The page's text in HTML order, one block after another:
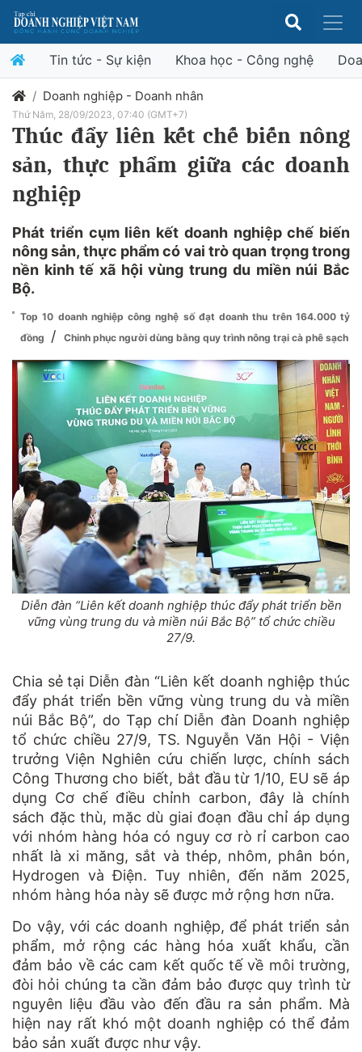
Tin tức - Sự kiện Khoa học - Công nghệ
Doanh nghiệp - Doanh nhân
Thứ Năm, 28/09/2023, 07:40 (GMT+7)
Thúc đẩy liên kết chế biến nông
sản, thực phẩm giữa các doanh
nghiệp
Phát triển cụm liên kết doanh nghiệp chế biến
nông sản, thực phẩm có vai trò quan trọng trong
nền kinh tế xã hội vùng trung du miền núi Bắc
Bộ.
Top 10 doanh nghiệp công nghệ số đạt doanh thu trên 164.000 tỷ
đồng
/ Chinh phục người dùng bằng quy trình nông trại cà phê sạch
Diễn đàn “Liên kết doanh nghiệp thúc đẩy phát triển bền
vững vùng trung du và miền núi Bắc Bộ” tổ chức chiều
27/9.
Chia sẻ tại Diễn đàn “Liên kết doanh nghiệp thúc
đẩy phát triển bền vững vùng trung du và miền
núi Bắc Bộ”, do Tạp chí Diễn đàn Doanh nghiệp
tổ chức chiều 27/9, TS. Nguyễn Văn Hội - Viện
trưởng Viện Nghiên cứu chiến lược, chính sách
Công Thương cho biết, bắt đầu từ 1/10, EU sẽ áp
dụng Cơ chế điều chỉnh carbon, đây là chính
sách đặc thù, mặc dù giai đoạn đầu chỉ áp dụng
với nhóm hàng hóa có nguy cơ rò rỉ carbon cao
nhất là xi măng, sắt và thép, nhôm, phân bón,
Hydrogen và Điện. Tuy nhiên, đến năm 2025,
nhóm hàng hóa này sẽ được mở rộng hơn nữa.
Do vậy, với các doanh nghiệp, để phát triển sản
phẩm, mở rộng các hàng hóa xuất khẩu, cần
đảm bảo về các cam kết quốc tế về môi trường,
đòi hỏi chúng ta cần đảm bảo được quy trình từ
nguyên liệu đầu vào đến đầu ra sản phẩm. Mà
hiện nay rất khó một doanh nghiệp có thể đảm
bảo sản xuất được như vậy.